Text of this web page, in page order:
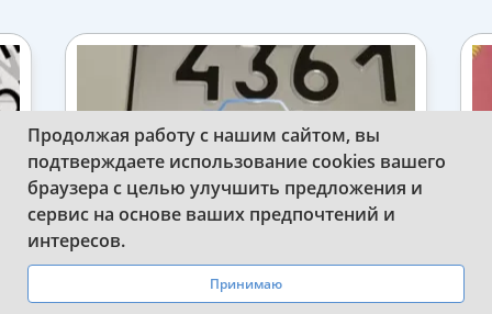
СДЕЛАЛИ ДУБЛИКАТ НОМЕРА НА
Продолжая работу с нашим сайтом, вы
подтверждаете использование cookies вашего
браузера с целью улучшить предложения и
сервис на основе ваших предпочтений и
интересов.
Принимаю
WhatsApp